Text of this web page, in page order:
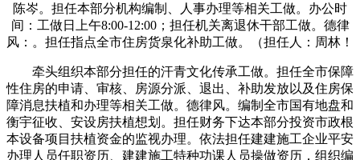
陈岑。担任本部分机构编制、人事办理等相关工做。办公时
间：工做日上午8:00-12:00；担任机关离退休干部工做。德律
风：。担任指点全市住房货泉化补助工做。（担任人：周林！
牵头组织本部分担任的汗青文化传承工做。担任全市保障
性住房的申请、审核、房源分派、退出、补助发放以及住房保
障消息扶植和办理等相关工做。德律风。编制全市国有地盘和
衡宇征收、安设房扶植想划。担任财务下达本部分投资市政根
本设备项目扶植资金的监视办理。依法担任建建施工企业平安
办理人员任职资历、建建施工特种功课人员操做资历，组织编